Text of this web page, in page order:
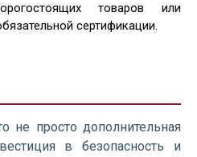
товаров или
сертификации.
не просто дополнительная
в безопасность и